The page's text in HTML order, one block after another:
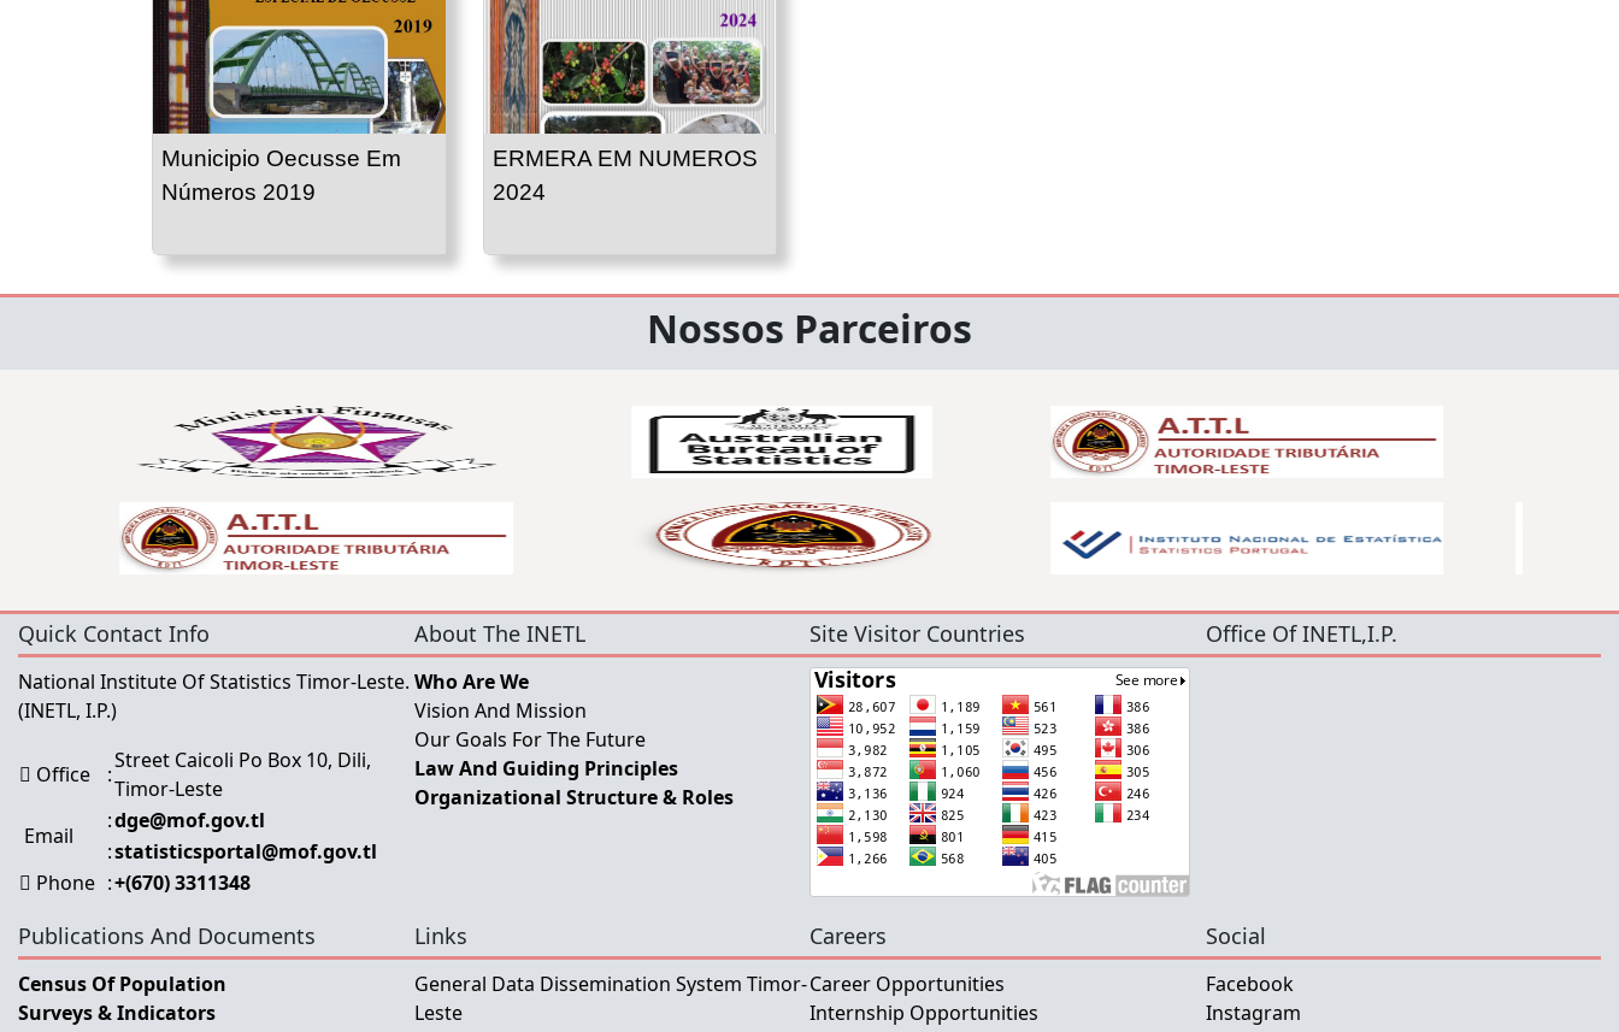
Municipio Oecusse Em
Números 2019
ERMERA EM NUMEROS
2024
Nossos Parceiros
Quick Contact Info
National Institute Of Statistics Timor-Leste.
(INETL, I.P.)
Office :
Street Caicoli Po Box 10, Dili,
Timor-Leste
Email
:dge@mof.gov.tl
:statisticsportal@mof.gov.tl
Phone :+(670) 3311348
About The INETL
Who Are We
Vision And Mission
Our Goals For The Future
Law And Guiding Principles
Organizational Structure & Roles
Site Visitor Countries Office Of INETL,I.P.
Publications And Documents
Census Of Population
Surveys & Indicators
Links
General Data Dissemination System Timor-
Leste
Careers
Career Opportunities
Internship Opportunities
Social
Facebook
Instagram